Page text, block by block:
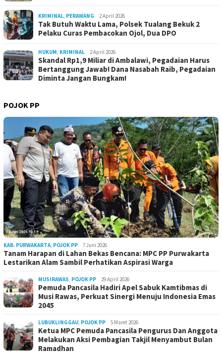
KRIMINAL, PERAWANG 2 April 2026
Tak Butuh Waktu Lama, Polsek Tualang Bekuk 2
Pelaku Curas Pembacokan Ojol, Dua DPO
HUKUM, KRIMINAL 2 April 2026
Skandal Rp1,9 Miliar di Ambalawi, Pegadaian Harus
Bertanggung Jawab! Dana Nasabah Raib, Pegadaian
Diminta Jangan Bungkam!
POJOK PP
KAB. PURWAKARTA, POJOK PP 7 Juni 2026
Tanam Harapan di Lahan Bekas Bencana: MPC PP Purwakarta
Lestarikan Alam Sambil Perhatikan Aspirasi Warga
MUSIRAWAS, POJOK PP 29 April 2026
Pemuda Pancasila Hadiri Apel Sabuk Kamtibmas di
Musi Rawas, Perkuat Sinergi Menuju Indonesia Emas
2045
LUBUKLINGGAU, POJOK PP 5 Maret 2026
Ketua MPC Pemuda Pancasila Pengurus Dan Anggota
Melakukan Aksi Pembagian Takjil Menyambut Bulan
Ramadhan